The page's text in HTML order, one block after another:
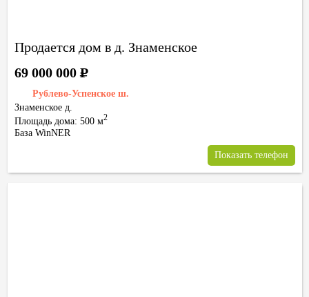
Продается дом в д. Знаменское
Рублево-Успенское ш.
Знаменское д.
Площадь дома: 500 м2
69 000 000Р
База WinNER
Показать телефон